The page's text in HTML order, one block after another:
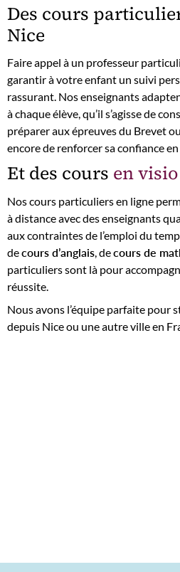
Des cours
Nice
Faire appel à un professeur
garantir à votre enfant un suivi
rassurant. Nos enseignants
à chaque élève, qu’il s’agisse de
préparer aux épreuves du Brevet
encore de renforcer sa confiance
Et des cours en visio
Nos cours particuliers en ligne
à distance avec des enseignants
aux contraintes de l’emploi du
decours d’anglais , decours de
particuliers sont là pour
réussite.
Nous avons l’équipe parfaite pour
depuis Nice ou une autre ville en